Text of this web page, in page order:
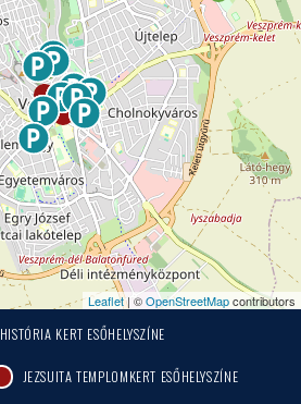
Leaflet| ©OpenStreetMapcontributors
HISTÓRIA KERT ESŐHELYSZÍNE
JEZSUITA TEMPLOMKERT ESŐHELYSZÍNE